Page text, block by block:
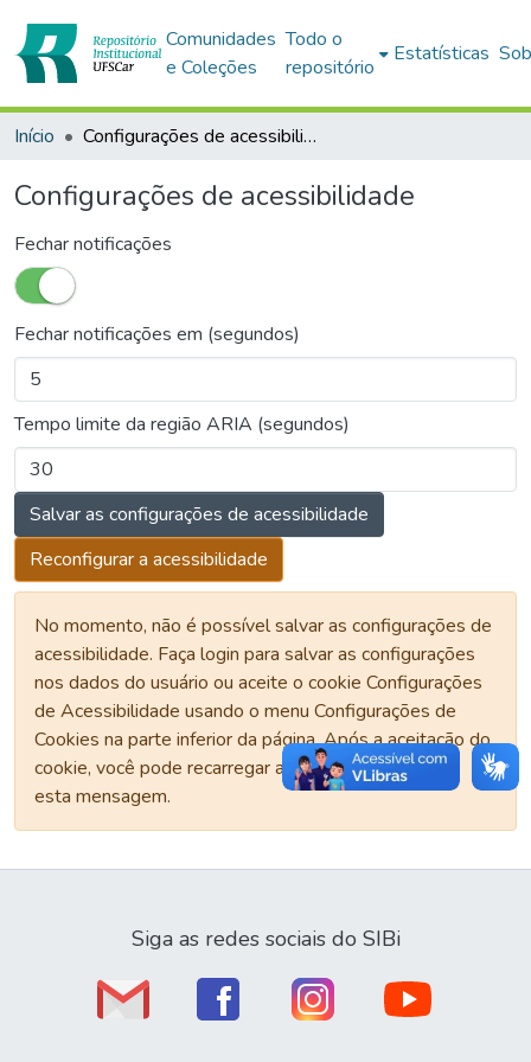
Comunidades
e Coleções
Todo o
repositório
Estatísticas
Início Configurações de acessibilidade
Configurações de acessibilidade
Fechar notificações
Fechar notificações em (segundos)
Tempo limite da região ARIA (segundos)
Salvar as configurações de acessibilidade
Reconfigurar a acessibilidade
No momento, não é possível salvar as configurações de
acessibilidade. Faça login para salvar as configurações
nos dados do usuário ou aceite o cookie Configurações
de Acessibilidade usando o menu Configurações de
Cookies na parte inferior da página. Após a aceitação do
cookie, você pode recarregar a página para remover
esta mensagem.
Siga as redes sociais do SIBi